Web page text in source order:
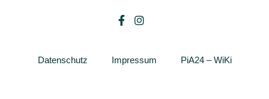
Datenschutz Impressum PiA24 – WiKi